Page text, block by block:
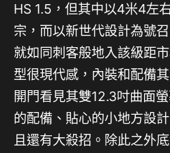
HS 1.5，但其中以4米4左
宗，而以新世代設計為號
就如同刺客般地入該級距
型很現代感，內裝和配備
開門看見其雙12.3吋曲面
的配備、貼心的小地方設
且還有大殺招。除此之外